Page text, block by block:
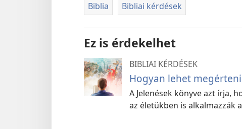
Biblia Bibliai kérdések
Ez is érdekelhet
BIBLIAI KÉRDÉSEK
Hogyan lehet
A Jelenések könyve azt írja,
az életükben is alkalmazzák